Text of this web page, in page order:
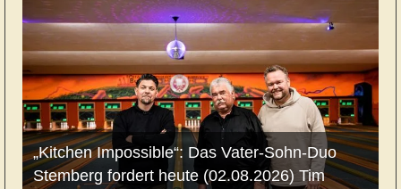
„Kitchen Impossible“: Das Vater-Sohn-Duo
Stemberg fordert heute (02.08.2026) Tim